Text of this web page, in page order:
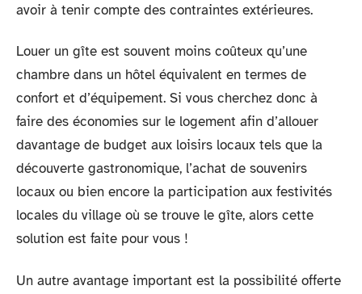
avoir à tenir compte des contraintes extérieures.
Louer un gîte est souvent moins coûteux qu’une
chambre dans un hôtel équivalent en termes de
confort et d’équipement. Si vous cherchez donc à
faire des économies sur le logement afin d’allouer
davantage de budget aux loisirs locaux tels que la
découverte gastronomique, l’achat de souvenirs
locaux ou bien encore la participation aux festivités
locales du village où se trouve le gîte, alors cette
solution est faite pour vous !
Un autre avantage important est la possibilité offerte